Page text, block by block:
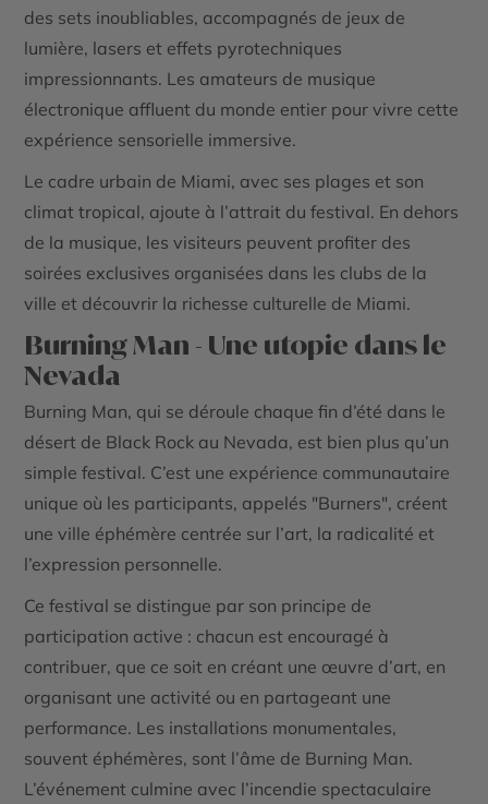
des sets inoubliables, accompagnés de jeux de
lumière, lasers et effets pyrotechniques
impressionnants. Les amateurs de musique
électronique affluent du monde entier pour vivre cette
expérience sensorielle immersive.
Le cadre urbain de Miami, avec ses plages et son
climat tropical, ajoute à l’attrait du festival. En dehors
de la musique, les visiteurs peuvent profiter des
soirées exclusives organisées dans les clubs de la
ville et découvrir la richesse culturelle de Miami.
Burning Man - Une utopie dans le
Nevada
Burning Man, qui se déroule chaque fin d’été dans le
désert de Black Rock au Nevada, est bien plus qu’un
simple festival. C’est une expérience communautaire
unique où les participants, appelés "Burners", créent
une ville éphémère centrée sur l’art, la radicalité et
l’expression personnelle.
Ce festival se distingue par son principe de
participation active : chacun est encouragé à
contribuer, que ce soit en créant une œuvre d’art, en
organisant une activité ou en partageant une
performance. Les installations monumentales,
souvent éphémères, sont l’âme de Burning Man.
L’événement culmine avec l’incendie spectaculaire